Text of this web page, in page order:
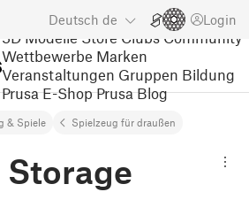
Deutsch de Login
3D Modelle Store Clubs Community
Wettbewerbe Marken
Veranstaltungen Gruppen Bildung
Prusa E-Shop Prusa Blog
& Spiele Spielzeug für draußen
Storage